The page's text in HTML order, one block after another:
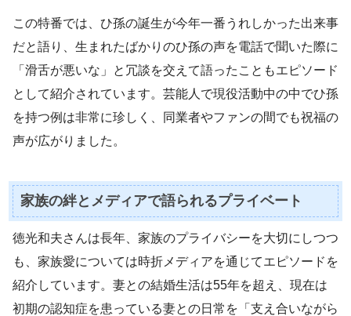
この特番では、ひ孫の誕生が今年一番うれしかった出来事
だと語り、生まれたばかりのひ孫の声を電話で聞いた際に
「滑舌が悪いな」と冗談を交えて語ったこともエピソード
として紹介されています。芸能人で現役活動中の中でひ孫
を持つ例は非常に珍しく、同業者やファンの間でも祝福の
声が広がりました。
家族の絆とメディアで語られるプライベート
徳光和夫さんは長年、家族のプライバシーを大切にしつつ
も、家族愛については時折メディアを通じてエピソードを
紹介しています。妻との結婚生活は55年を超え、現在は
初期の認知症を患っている妻との日常を「支え合いながら